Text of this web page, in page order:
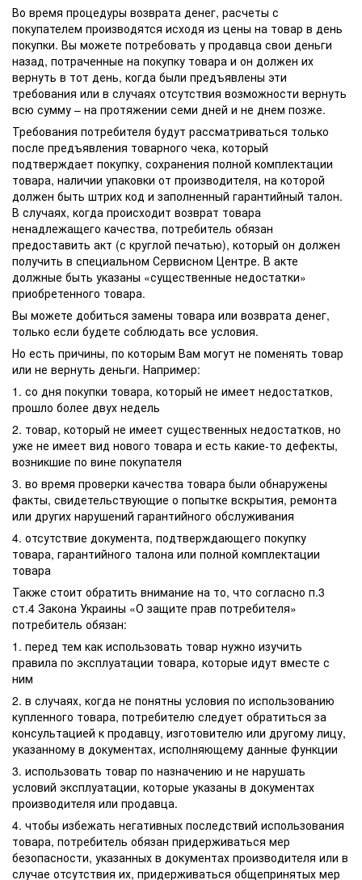
Во время процедуры возврата денег, расчеты с
покупателем производятся исходя из цены на товар в день
покупки. Вы можете потребовать у продавца свои деньги
назад, потраченные на покупку товара и он должен их
вернуть в тот день, когда были предъявлены эти
требования или в случаях отсутствия возможности вернуть
всю сумму – на протяжении семи дней и не днем позже.
Требования потребителя будут рассматриваться только
после предъявления товарного чека, который
подтверждает покупку, сохранения полной комплектации
товара, наличии упаковки от производителя, на которой
должен быть штрих код и заполненный гарантийный талон.
В случаях, когда происходит возврат товара
ненадлежащего качества, потребитель обязан
предоставить акт (с круглой печатью), который он должен
получить в специальном Сервисном Центре. В акте
должные быть указаны «существенные недостатки»
приобретенного товара.
Вы можете добиться замены товара или возврата денег,
только если будете соблюдать все условия.
Но есть причины, по которым Вам могут не поменять товар
или не вернуть деньги. Например:
1. со дня покупки товара, который не имеет недостатков,
прошло более двух недель
2. товар, который не имеет существенных недостатков, но
уже не имеет вид нового товара и есть какие-то дефекты,
возникшие по вине покупателя
3. во время проверки качества товара были обнаружены
факты, свидетельствующие о попытке вскрытия, ремонта
или других нарушений гарантийного обслуживания
4. отсутствие документа, подтверждающего покупку
товара, гарантийного талона или полной комплектации
товара
Также стоит обратить внимание на то, что согласно п.3
ст.4 Закона Украины «О защите прав потребителя»
потребитель обязан:
1. перед тем как использовать товар нужно изучить
правила по эксплуатации товара, которые идут вместе с
ним
2. в случаях, когда не понятны условия по использованию
купленного товара, потребителю следует обратиться за
консультацией к продавцу, изготовителю или другому лицу,
указанному в документах, исполняющему данные функции
3. использовать товар по назначению и не нарушать
условий эксплуатации, которые указаны в документах
производителя или продавца.
4. чтобы избежать негативных последствий использования
товара, потребитель обязан придерживаться мер
безопасности, указанных в документах производителя или в
случае отсутствия их, придерживаться общепринятых мер